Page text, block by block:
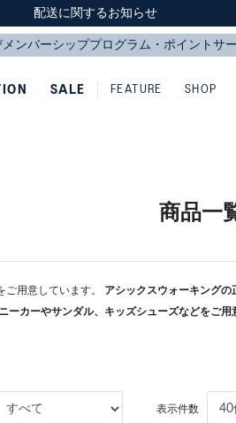
スク（SUKU2）価格改定のお知らせ
配送に関するお知らせ
スク（SUKU2）価格改定のお知らせ
配送に関するお知らせ
SALE FEATURE SHOP
商品一
ご用意しています。 アシックスウォーキング
ーカーやサンダル、キッズシューズなどをご用
表示件数